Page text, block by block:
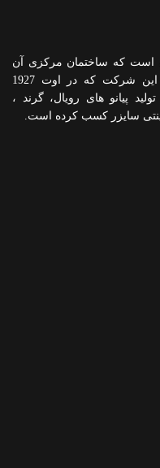
است که ساختمان مرکزی آن
درهاماماتسوشیزوکای ژاپن می باشد. این شرکت که در اوت 1927
پیانو های رویال، گرند ،
سینتی سایزر کسب کرده است.